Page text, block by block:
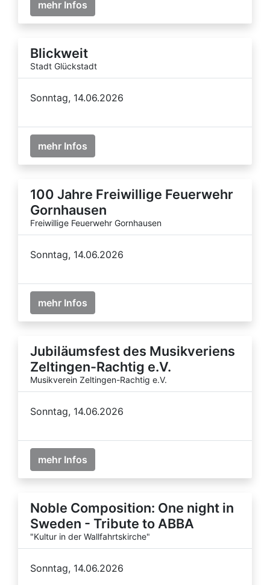
mehr Infos
Blickweit
Stadt Glückstadt
Sonntag, 14.06.2026
mehr Infos
100 Jahre Freiwillige Feuerwehr
Gornhausen
Freiwillige Feuerwehr Gornhausen
Sonntag, 14.06.2026
mehr Infos
Jubiläumsfest des Musikveriens
Zeltingen-Rachtig e.V.
Musikverein Zeltingen-Rachtig e.V.
Sonntag, 14.06.2026
mehr Infos
Noble Composition: One night in
Sweden - Tribute to ABBA
"Kultur in der Wallfahrtskirche"
Sonntag, 14.06.2026